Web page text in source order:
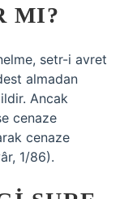
MI?
setr-i avret
almadan
Ancak
cenaze
cenaze
1/86).